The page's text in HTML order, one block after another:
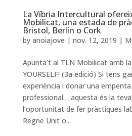
La Víbria Intercultural
Mobilicat, una estada de
Bristol, Berlín o Cork
by anoiajove | nov. 12, 2019 |
Apunta’t al TLN Mobilicat amb
YOURSELF! (3a edició) Si tens
experiència i donar una
professional… aquesta és la
l’oportunitat de fer pràctiques
Regne Unit o...